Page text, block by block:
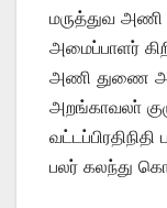
மருத்துவ
அமைப்பாளர்
அணி துணை
அறங்காவலா்
பலர் கலந்து